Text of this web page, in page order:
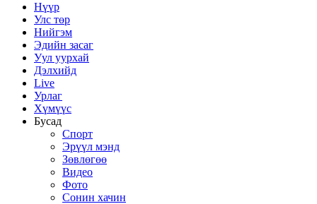
Нүүр
Улс төр
Нийгэм
Эдийн засаг
Уул уурхай
Дэлхийд
Live
Урлаг
Хүмүүс
Бусад
Спорт
Эрүүл мэнд
Зөвлөгөө
Видео
Фото
Сонин хачин